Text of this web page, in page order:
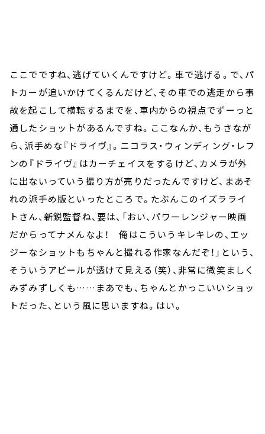
ここでですね、逃げていくんですけど。車で逃げる。で、パ
トカーが追いかけてくるんだけど、その車での逃走から事
故を起こして横転するまでを、車内からの視点でずーっと
通したショットがあるんですね。ここなんか、もうさなが
ら、派手めな『ドライヴ』。ニコラス・ウィンディング・レフ
ンの『ドライヴ』はカーチェイスをするけど、カメラが外
に出ないっていう撮り方が売りだったんですけど、まあそ
れの派手め版といったところで。たぶんこのイズラライ
トさん、新鋭監督ね、要は、「おい、パワーレンジャー映画
だからってナメんなよ！ 俺はこういうキレキレの、エッ
ジーなショットもちゃんと撮れる作家なんだぞ！」という、
そういうアピールが透けて見える（笑）、非常に微笑ましく
みずみずしくも……まあでも、ちゃんとかっこいいショッ
トだった、という風に思いますね。はい。